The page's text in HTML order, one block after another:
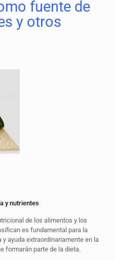
fuente de
y otros
y nutrientes
de los alimentos y los
es fundamental para la
ayuda extraordinariamente en la
formarán parte de la dieta.